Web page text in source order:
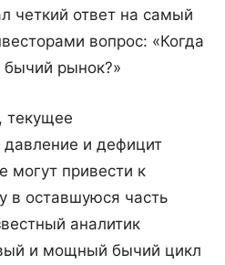
четкий ответ на самый
вопрос: «Когда
рынок?»
текущее
и дефицит
могут привести к
в оставшуюся часть
аналитик
и мощный бычий цикл